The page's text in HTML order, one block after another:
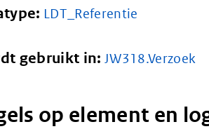
LDT_Referentie
gebruikt in:JW318.Verzoek
op element en